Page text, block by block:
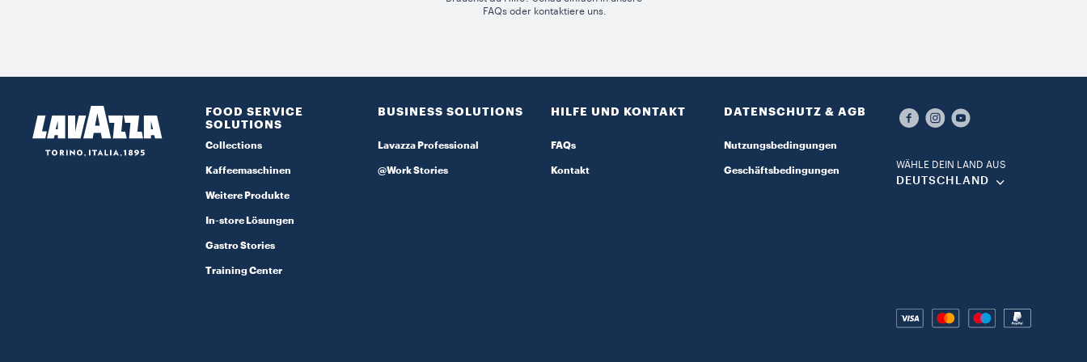
FAQs oder kontaktiere uns.
FOOD SERVICE
SOLUTIONS
Collections
Kaffeemaschinen
Weitere Produkte
In-store Lösungen
Gastro Stories
Training Center
BUSINESS SOLUTIONS
Lavazza Professional
@Work Stories
HILFE UND KONTAKT
FAQs
Kontakt
DATENSCHUTZ & AGB​
Nutzungsbedingungen​
Geschäftsbedingungen
WÄHLE DEIN LAND AUS​
DEUTSCHLAND​